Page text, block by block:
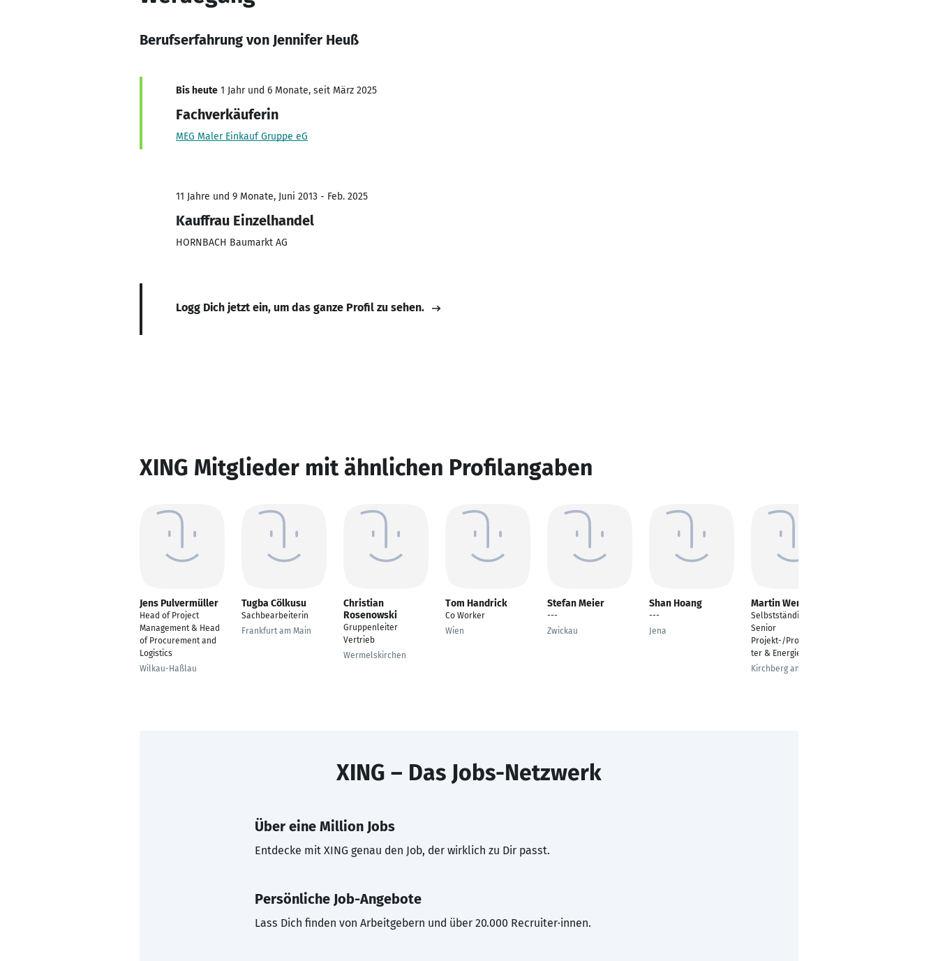
Berufserfahrung von Jennifer Heuß
Bis heute 1 Jahr und 6 Monate, seit März 2025
Fachverkäuferin
MEG Maler Einkauf Gruppe eG
11 Jahre und 9 Monate, Juni 2013 - Feb. 2025
Kauffrau Einzelhandel
HORNBACH Baumarkt AG
Logg Dich jetzt ein, um das ganze Profil zu sehen.
XING Mitglieder mit ähnlichen Profilangaben
Jens Pulvermüller
Head of Project
Management & Head
of Procurement and
Logistics
Wilkau-Haßlau
Tugba Cölkusu
Sachbearbeiterin
Frankfurt am Main
Christian
Rosenowski
Gruppenleiter
Vertrieb
Wermelskirchen
Tom Handrick
Co Worker
Wien
Stefan Meier
---
Zwickau
Shan Hoang
---
Jena
Martin Wenzl
Selbstständiger
Senior
Projekt-/Programmlei
ter & Energieberater
Kirchberg an der Murr
XING – Das Jobs-Netzwerk
Über eine Million Jobs
Entdecke mit XING genau den Job, der wirklich zu Dir passt.
Persönliche Job-Angebote
Lass Dich finden von Arbeitgebern und über 20.000 Recruiter·innen.